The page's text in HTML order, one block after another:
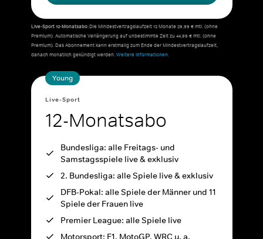
Live-Sport 12-Monatsabo:Die Mindestvertragslaufzeit 12 Monate 29,99 € mtl. (ohne
Premium). Automatische Verlängerung auf unbestimmte Zeit zu 44,99 € mtl. (ohne
Premium). Das Abonnement kann erstmalig zum Ende der Mindestvertragslaufzeit,
danach monatlich gekündigt werden.Weitere Informationen.
Young
Live-Sport
12-Monatsabo
Bundesliga: alle Freitags- und
Samstagsspiele live & exklusiv
2. Bundesliga: alle Spiele live & exklusiv
DFB-Pokal: alle Spiele der Männer und 11
Spiele der Frauen live
Premier League: alle Spiele live
Motorsport: F1, MotoGP, WRC u. a.